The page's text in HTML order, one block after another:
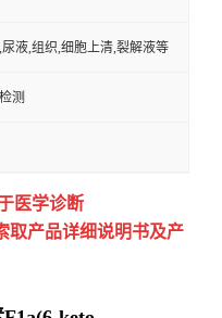
液,组织,细胞上清,裂解液等
测
医学诊断
取产品详细说明书及产